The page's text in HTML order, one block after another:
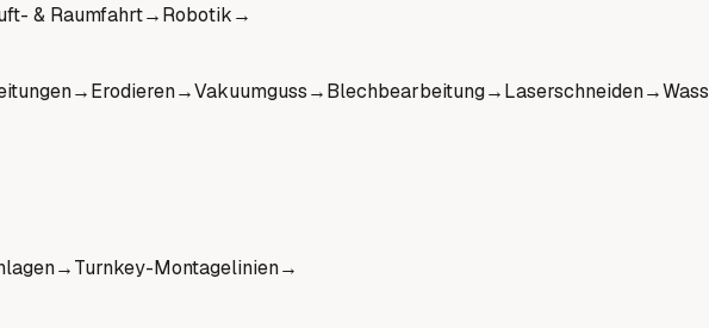
& Raumfahrt→Robotik→
→Erodieren→Vakuumguss→Blechbearbeitung→Laserschneiden→
→Turnkey-Montagelinien→